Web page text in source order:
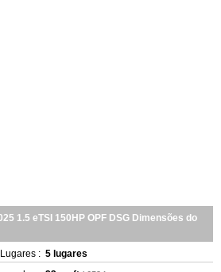
1.5 eTSI 150HP OPF DSG Dimensões do
: 5 lugares